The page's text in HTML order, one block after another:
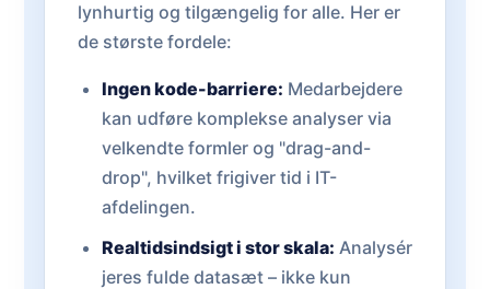
lynhurtig og tilgængelig for alle. Her er
de største fordele:
Ingen kode-barriere: Medarbejdere
kan udføre komplekse analyser via
velkendte formler og "drag-and-
drop", hvilket frigiver tid i IT-
afdelingen.
Realtidsindsigt i stor skala: Analysér
jeres fulde datasæt – ikke kun